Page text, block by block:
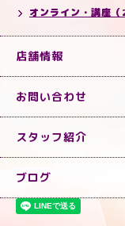
オンライン・講座（
店舗情報
お問い合わせ
スタッフ紹介
ブログ